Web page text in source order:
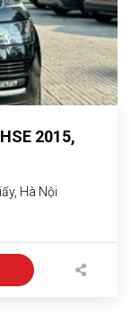
2015,
Hà Nội